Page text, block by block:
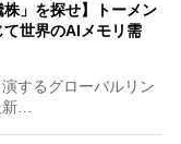
株」を探せ】トーメン
世界のAIメモリ需
するグローバルリン
新…